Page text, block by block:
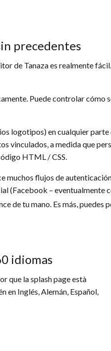
precedentes
de Tanaza es realmente
Puede controlar
logotipos) en cualquier
vinculados, a medida que
HTML / CSS.
muchos flujos de
(Facebook –
de tu mano. Es más,
idiomas
que la splash page està
en Inglés, Alemán, Español,